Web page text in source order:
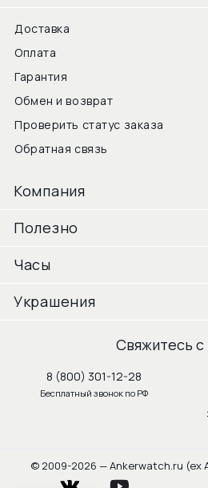
Доставка
Оплата
Гарантия
Обмен и возврат
Проверить статус заказа
Обратная связь
Компания
Полезно
Часы
Украшения
Свяжитесь
8 (800) 301-12-28
Бесплатный звонок по РФ
© 2009-2026 — Ankerwatch.ru (ex
vkontakte youtube